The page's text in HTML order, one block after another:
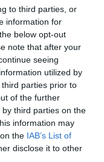
to third parties, or
information for
below opt-out
note that after your
seeing
utilized by
parties prior to
of the further
third parties on the
information may
the IAB’s List of
disclose it to other
París 2024,
de Google
de actualidad.
ACTIVAR AHORA